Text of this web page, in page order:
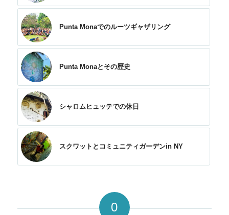
Punta Monaでのルーツギャザリング
Punta Monaとその歴史
シャロムヒュッテでの休日
スクワットとコミュニティガーデンin NY
0